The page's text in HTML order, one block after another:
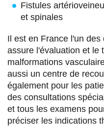
Fistules
et spinales
Il est en France l'un
assure l'évaluation et le
malformations
aussi un centre de
également pour les
des consultations
et tous les examens
préciser les indications